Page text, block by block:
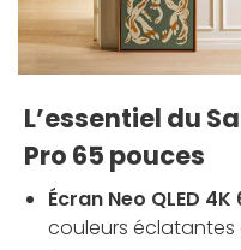
L’essentiel du
Pro 65 pouces
Écran Neo QLED
couleurs éclatantes